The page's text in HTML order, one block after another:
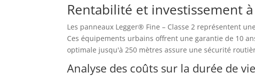
Rentabilité et investissement
Les panneaux Legger® Fine – Classe 2 représentent
Ces équipements urbains offrent une garantie de 10
optimale jusqu'à 250 mètres assure une sécurité
Analyse des coûts sur la durée de